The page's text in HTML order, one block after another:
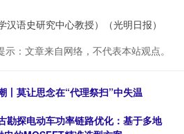
汉语史研究中心教授）（光明日报）
示：文章来自网络，不代表本站观点。
丨莫让思念在“代理祭扫”中失温
勘探电动车功率链路优化：基于多地